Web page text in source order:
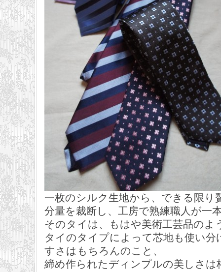
一枚のシルク生地から、できる限り
分量を裁断し、工房で熟練職人が一
そのタイは、もはや美術工芸品のよ
タイのタイプによって芯地も使い
すさはもちろんのこと、
締め作られたディンプルの美しさは